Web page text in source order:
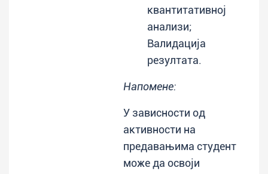
квантитативној
анализи;
Валидација
резултата.
Напомене:
У зависности од
активности на
предавањима студент
може да освоји